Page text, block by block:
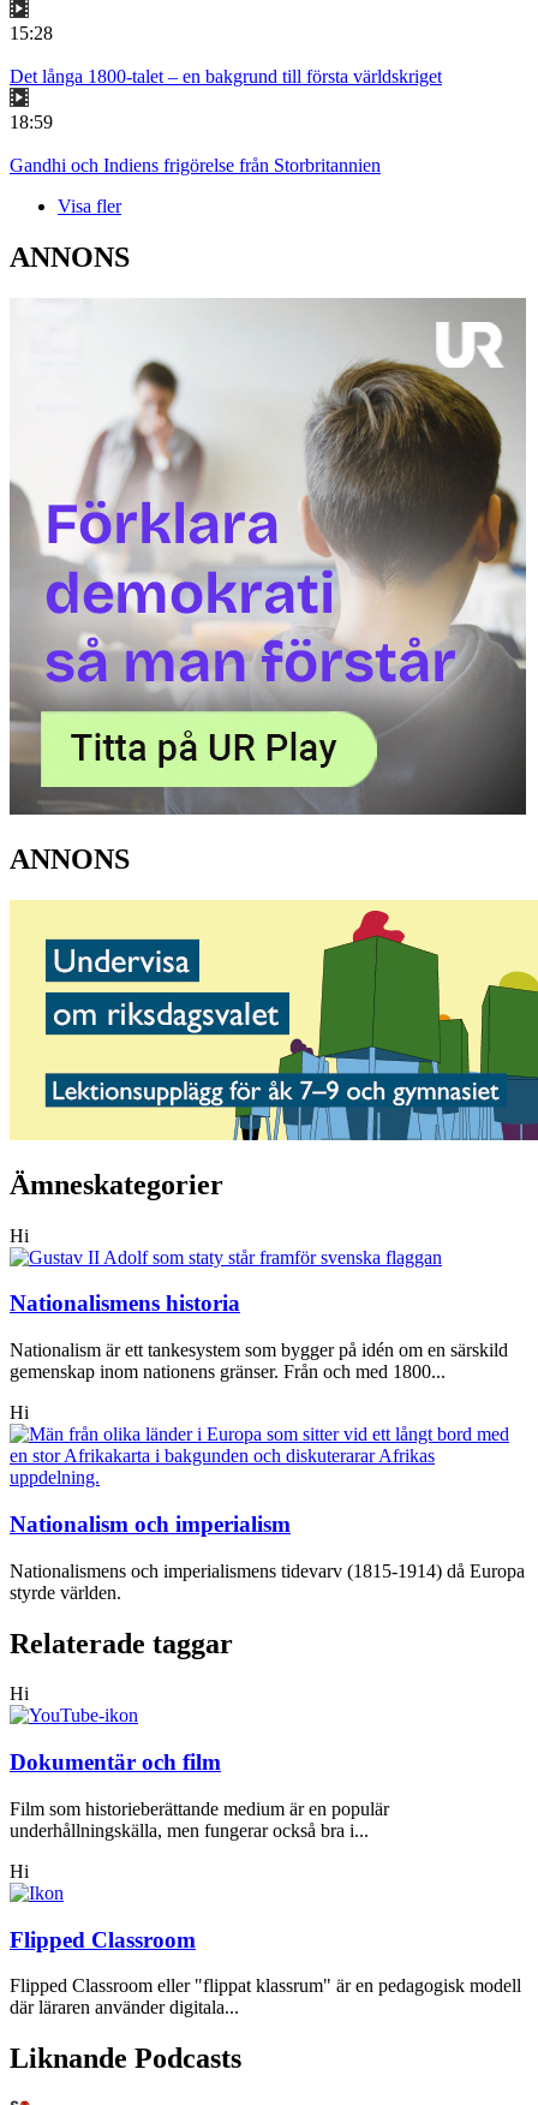
15:28
Det långa 1800-talet – en bakgrund till första världskriget
18:59
Gandhi och Indiens frigörelse från Storbritannien
Visa fler
ANNONS
ANNONS
Ämneskategorier
Hi
Nationalismens historia
Nationalism är ett tankesystem som bygger på idén om en särskild
gemenskap inom nationens gränser. Från och med 1800...
Hi
Nationalism och imperialism
Nationalismens och imperialismens tidevarv (1815-1914) då Europa
styrde världen.
Relaterade taggar
Hi
Dokumentär och film
Film som historieberättande medium är en populär
underhållningskälla, men fungerar också bra i...
Hi
Flipped Classroom
Flipped Classroom eller "flippat klassrum" är en pedagogisk modell
där läraren använder digitala...
Liknande Podcasts